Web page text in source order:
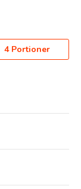
4 Portioner